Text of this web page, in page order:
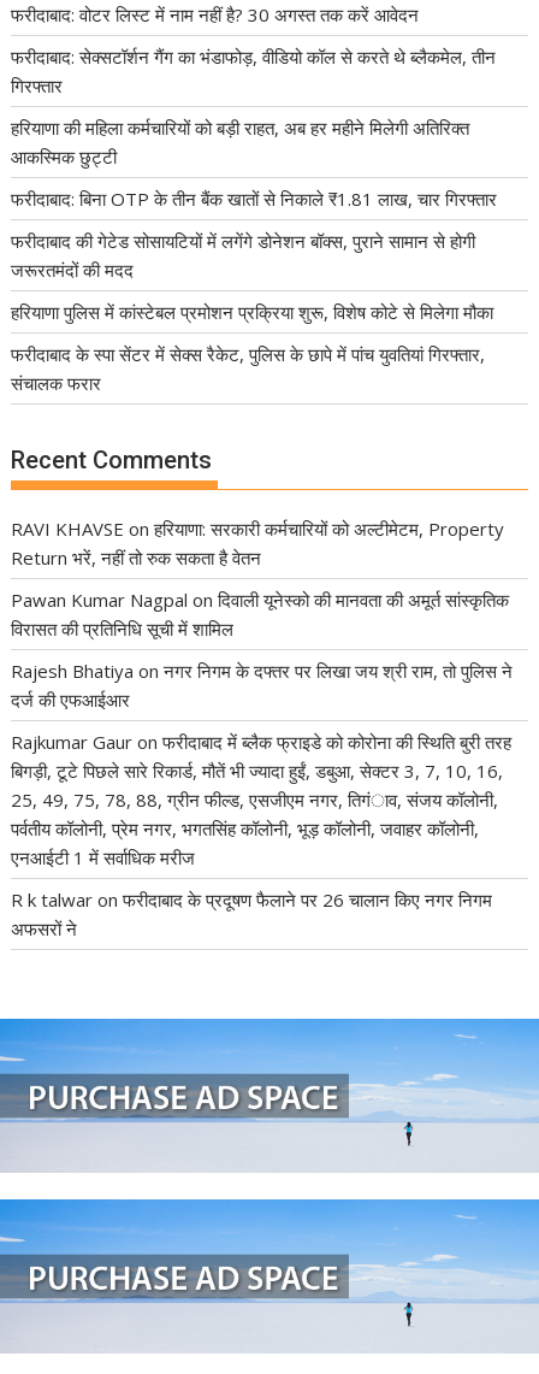
फरीदाबाद: वोटर लिस्ट में नाम नहीं है? 30 अगस्त तक करें आवेदन
फरीदाबाद: सेक्सटॉर्शन गैंग का भंडाफोड़, वीडियो कॉल से करते थे ब्लैकमेल, तीन
गिरफ्तार
हरियाणा की महिला कर्मचारियों को बड़ी राहत, अब हर महीने मिलेगी अतिरिक्त
आकस्मिक छुट्टी
फरीदाबाद: बिना OTP के तीन बैंक खातों से निकाले ₹1.81 लाख, चार गिरफ्तार
फरीदाबाद की गेटेड सोसायटियों में लगेंगे डोनेशन बॉक्स, पुराने सामान से होगी
जरूरतमंदों की मदद
हरियाणा पुलिस में कांस्टेबल प्रमोशन प्रक्रिया शुरू, विशेष कोटे से मिलेगा मौका
फरीदाबाद के स्पा सेंटर में सेक्स रैकेट, पुलिस के छापे में पांच युवतियां गिरफ्तार,
संचालक फरार
Recent Comments
RAVI KHAVSE onहरियाणा: सरकारी कर्मचारियों को अल्टीमेटम, Property
Return भरें, नहीं तो रुक सकता है वेतन
Pawan Kumar Nagpal onदिवाली यूनेस्को की मानवता की अमूर्त सांस्कृतिक
विरासत की प्रतिनिधि सूची में शामिल
Rajesh Bhatiya onनगर निगम के दफ्तर पर लिखा जय श्री राम, तो पुलिस ने
दर्ज की एफआईआर
Rajkumar Gaur onफरीदाबाद में ब्लैक फ्राइडे को कोरोना की स्थिति बुरी तरह
बिगड़ी, टूटे पिछले सारे रिकार्ड, मौतें भी ज्यादा हुईं, डबुआ, सेक्टर 3, 7, 10, 16,
25, 49, 75, 78, 88, ग्रीन फील्ड, एसजीएम नगर, तिगंाव, संजय कॉलोनी,
पर्वतीय कॉलोनी, प्रेम नगर, भगतसिंह कॉलोनी, भूड़ कॉलोनी, जवाहर कॉलोनी,
एनआईटी 1 में सर्वाधिक मरीज
R k talwar onफरीदाबाद के प्रदूषण फैलाने पर 26 चालान किए नगर निगम
अफसरों ने